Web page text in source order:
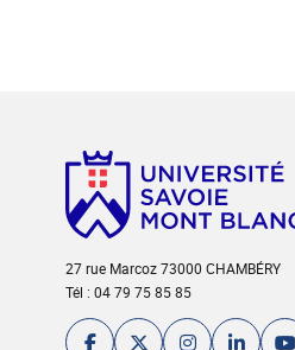
27 rue Marcoz 73000 CHAMBÉRY
Tél : 04 79 75 85 85